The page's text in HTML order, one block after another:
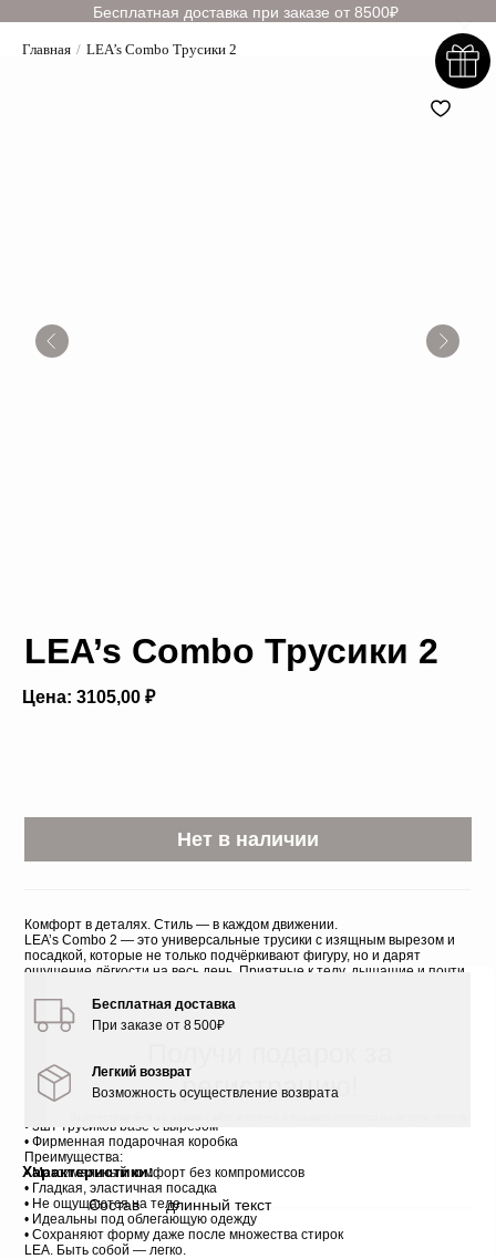
Бесплатная доставка при заказе от 8500₽
Главная / LEA’s Combo Трусики 2
LEA’s Combo Трусики 2
Нет в наличии
Цена: 3105,00 ₽
Комфорт в деталях. Стиль — в каждом движении.
LEA’s Combo 2 — это универсальные трусики с изящным вырезом и
посадкой, которые не только подчёркивают фигуру, но и дарят
ощущение лёгкости на весь день. Приятные к телу, дышащие и почти
Варианты комплектов:
• Черный (3 черных трусиков)
• Светло-бежевый (3 светло-бежевых трусиков)
трусики)
• Mix черный & светло-бежевый (2 чёрных и 1 светло-бежевые
трусики)
• 3шт трусиков base с вырезом
• Фирменная подарочная коробка
Преимущества:
• Максимальный комфорт без компромиссов
• Гладкая, эластичная посадка
• Не ощущаются на теле
• Идеальны под облегающую одежду
• Сохраняют форму даже после множества стирок
LEA. Быть собой — легко.
Характеристики:
Состав
длинный текст
Бесплатная доставка
Возможность осуществление возврата
Легкий возврат
При заказе от 8 500₽